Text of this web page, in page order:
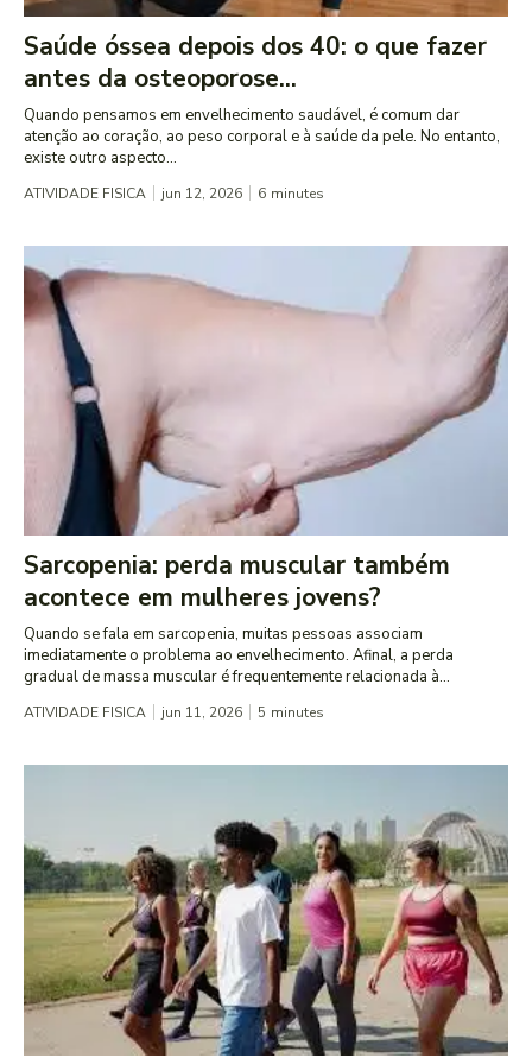
Saúde óssea depois dos 40: o que fazer
antes da osteoporose...
Quando pensamos em envelhecimento saudável, é comum dar
atenção ao coração, ao peso corporal e à saúde da pele. No entanto,
existe outro aspecto...
ATIVIDADE FISICA jun 12, 2026 6 minutes
Sarcopenia: perda muscular também
acontece em mulheres jovens?
Quando se fala em sarcopenia, muitas pessoas associam
imediatamente o problema ao envelhecimento. Afinal, a perda
gradual de massa muscular é frequentemente relacionada à...
ATIVIDADE FISICA jun 11, 2026 5 minutes